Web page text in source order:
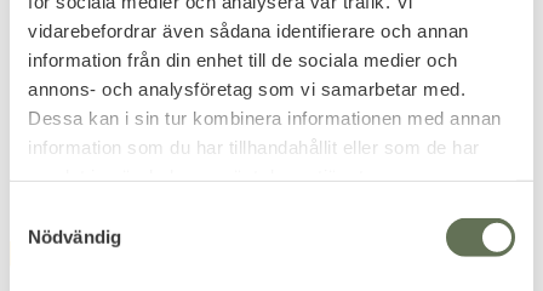
vidarebefordrar även sådana identifierare och annan
information från din enhet till de sociala medier och
annons- och analysföretag som vi samarbetar med.
Dessa kan i sin tur kombinera informationen med annan
information som du har tillhandahållit eller som de har
Nödvändig
Piplängd 68 mm
Avtryck Safe Action